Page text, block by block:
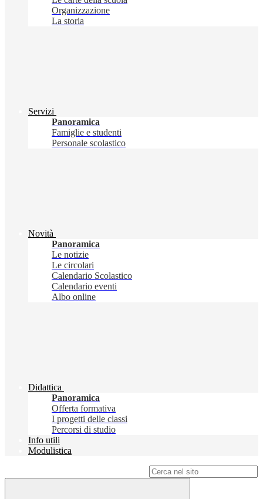
Organizzazione
La storia
Servizi
Panoramica
Famiglie e studenti
Personale scolastico
Novità
Panoramica
Le notizie
Le circolari
Calendario Scolastico
Calendario eventi
Albo online
Didattica
Panoramica
Offerta formativa
I progetti delle classi
Percorsi di studio
Info utili
Modulistica